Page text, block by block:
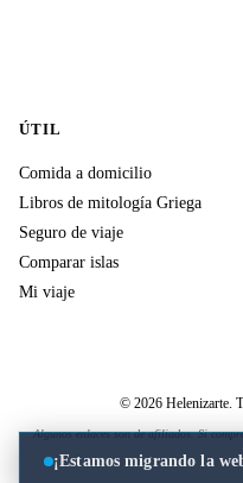
¡Estamos migrando la
ÚTIL
Comida a domicilio
Libros de mitología Griega
Seguro de viaje
Comparar islas
Mi viaje
© 2026 Helenizarte.
Algunos enlaces son de afiliados. Si